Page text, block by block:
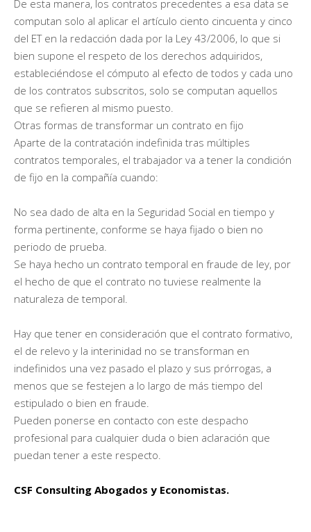
De esta manera, los contratos precedentes a esa data se
computan solo al aplicar el artículo ciento cincuenta y cinco
del ET en la redacción dada por la Ley 43/2006, lo que si
bien supone el respeto de los derechos adquiridos,
estableciéndose el cómputo al efecto de todos y cada uno
de los contratos subscritos, solo se computan aquellos
que se refieren al mismo puesto.
Otras formas de transformar un contrato en fijo
Aparte de la contratación indefinida tras múltiples
contratos temporales, el trabajador va a tener la condición
de fijo en la compañía cuando:
No sea dado de alta en la Seguridad Social en tiempo y
forma pertinente, conforme se haya fijado o bien no
periodo de prueba.
Se haya hecho un contrato temporal en fraude de ley, por
el hecho de que el contrato no tuviese realmente la
naturaleza de temporal.
Hay que tener en consideración que el contrato formativo,
el de relevo y la interinidad no se transforman en
indefinidos una vez pasado el plazo y sus prórrogas, a
menos que se festejen a lo largo de más tiempo del
estipulado o bien en fraude.
Pueden ponerse en contacto con este despacho
profesional para cualquier duda o bien aclaración que
puedan tener a este respecto.
CSF Consulting Abogados y Economistas.